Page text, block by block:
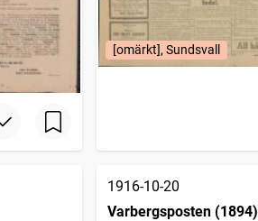
[omärkt], Sundsvall
1916-10-20
Varbergsposten (1894)